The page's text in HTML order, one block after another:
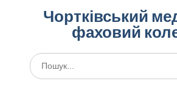
Чортківський
фаховий
Шукати: